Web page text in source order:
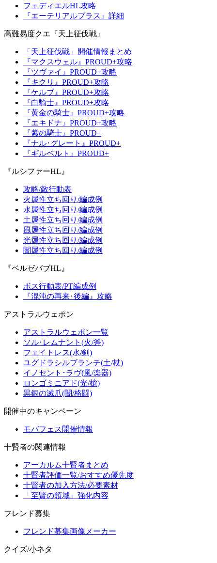
フェディエルHL攻略
『エーテリアルプラス』詳細
高難易度クエ『天上征伐戦』
「天上征伐戦」開催情報まとめ
『マクスウェル』PROUD+攻略
『ツヴァイ』PROUD+攻略
『キクリ』PROUD+攻略
『ケルブ』PROUD+攻略
『白騎士』PROUD+攻略
『黄金の騎士』PROUD+攻略
『エキドナ』PROUD+攻略
『紫の騎士』PROUD+
『ナル･グレート』PROUD+
『ギルベルト』PROUD+
『ルシファーHL』
攻略/敵行動表
火属性立ち回り/編成例
水属性立ち回り/編成例
土属性立ち回り/編成例
風属性立ち回り/編成例
光属性立ち回り/編成例
闇属性立ち回り/編成例
『ベルゼバブHL』
ボス行動表/PT編成例
『混沌の再来･後編』攻略
アストラルウェポン
アストラルウェポン一覧
ソル･レムナント(火/斧)
フェイトレス(水/剣)
ユグドラシルブランチ(土/杖)
イノセント･ラヴ(風/楽器)
ロンゴミニアド(光/槍)
黒銀の滅爪(闇/格闘)
開催中のキャンペーン
モバフェス開催情報
十賢者の関連情報
アーカルム十賢者まとめ
十賢者評価一覧/おすすめ優先度
十賢者の加入方法/必要素材
「至賢の領域」強化内容
フレンド募集
フレンド募集画像メーカー
クイズ/小ネタ